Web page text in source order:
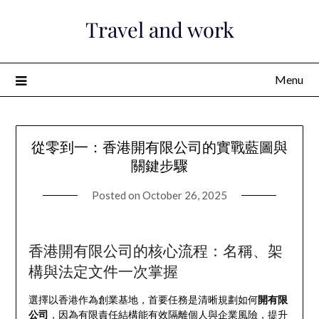
Travel and work
Menu
從零到一：香港開有限公司的實戰藍圖與
關鍵步驟
Posted on October 26, 2025
香港開有限公司的核心流程：名稱、架
構與法定文件一次掌握
選擇以香港作為創業基地，首要任務是清晰規劃如何開有限
公司 ，因為有限責任結構能有效隔離個人與企業風險，提升